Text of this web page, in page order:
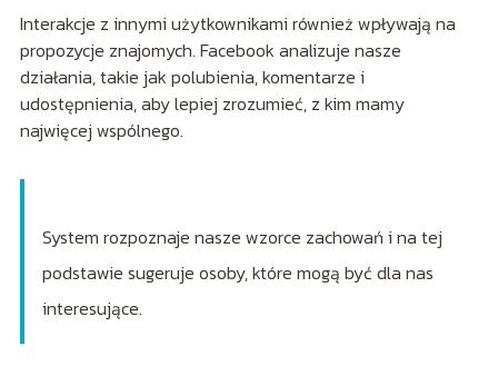
Interakcje z innymi użytkownikami również wpływają na
propozycje znajomych. Facebook analizuje nasze
działania, takie jak polubienia, komentarze i
udostępnienia, aby lepiej zrozumieć, z kim mamy
najwięcej wspólnego.
System rozpoznaje nasze wzorce zachowań i na tej
podstawie sugeruje osoby, które mogą być dla nas
interesujące.